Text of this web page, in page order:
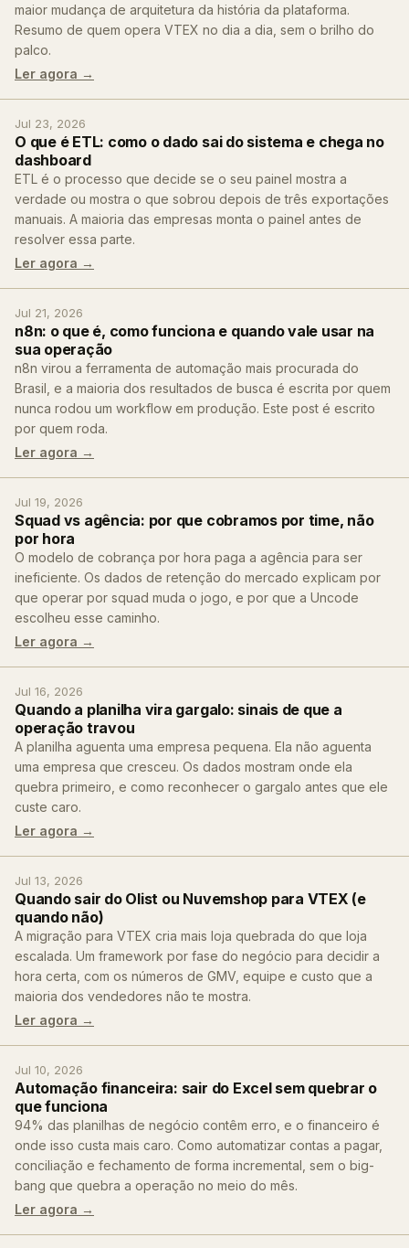
maior mudança de arquitetura da história da plataforma.
Resumo de quem opera VTEX no dia a dia, sem o brilho do
palco.
Ler agora →
Jul 23, 2026
O que é ETL: como o dado sai do sistema e chega no
dashboard
ETL é o processo que decide se o seu painel mostra a
verdade ou mostra o que sobrou depois de três exportações
manuais. A maioria das empresas monta o painel antes de
resolver essa parte.
Ler agora →
Jul 21, 2026
n8n: o que é, como funciona e quando vale usar na
sua operação
n8n virou a ferramenta de automação mais procurada do
Brasil, e a maioria dos resultados de busca é escrita por quem
nunca rodou um workflow em produção. Este post é escrito
por quem roda.
Ler agora →
Jul 19, 2026
Squad vs agência: por que cobramos por time, não
por hora
O modelo de cobrança por hora paga a agência para ser
ineficiente. Os dados de retenção do mercado explicam por
que operar por squad muda o jogo, e por que a Uncode
escolheu esse caminho.
Ler agora →
Jul 16, 2026
Quando a planilha vira gargalo: sinais de que a
operação travou
A planilha aguenta uma empresa pequena. Ela não aguenta
uma empresa que cresceu. Os dados mostram onde ela
quebra primeiro, e como reconhecer o gargalo antes que ele
custe caro.
Ler agora →
Jul 13, 2026
Quando sair do Olist ou Nuvemshop para VTEX (e
quando não)
A migração para VTEX cria mais loja quebrada do que loja
escalada. Um framework por fase do negócio para decidir a
hora certa, com os números de GMV, equipe e custo que a
maioria dos vendedores não te mostra.
Ler agora →
Jul 10, 2026
Automação financeira: sair do Excel sem quebrar o
que funciona
94% das planilhas de negócio contêm erro, e o financeiro é
onde isso custa mais caro. Como automatizar contas a pagar,
conciliação e fechamento de forma incremental, sem o big-
bang que quebra a operação no meio do mês.
Ler agora →